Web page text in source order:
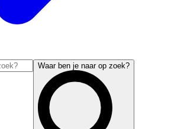
Waar ben je naar op zoek?